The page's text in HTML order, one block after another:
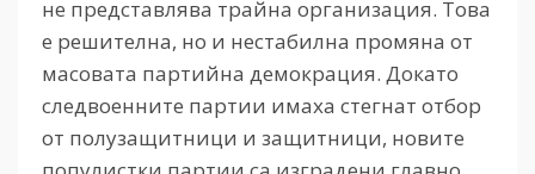
не представлява трайна организация. Това
е решителна, но и нестабилна промяна от
масовата партийна демокрация. Докато
следвоенните партии имаха стегнат отбор
от полузащитници и защитници, новите